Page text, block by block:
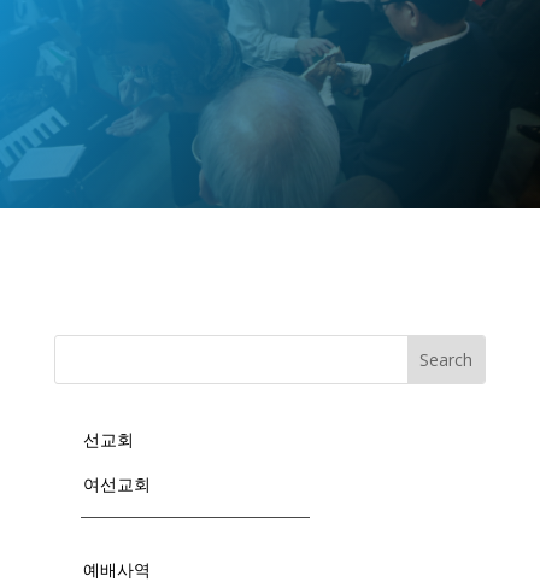
선교회
여선교회
예배사역